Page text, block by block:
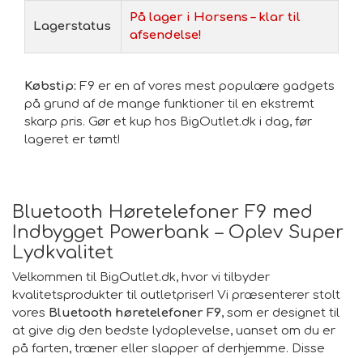
Lagerstatus
På lager i Horsens – klar til
afsendelse!
Købstip: F9 er en af vores mest populære gadgets
på grund af de mange funktioner til en ekstremt
skarp pris. Gør et kup hos BigOutlet.dk i dag, før
lageret er tømt!
Bluetooth Høretelefoner F9 med
Indbygget Powerbank – Oplev Super
Lydkvalitet
Velkommen til BigOutlet.dk, hvor vi tilbyder
kvalitetsprodukter til outletpriser! Vi præsenterer stolt
vores Bluetooth høretelefoner F9, som er designet til
at give dig den bedste lydoplevelse, uanset om du er
på farten, træner eller slapper af derhjemme. Disse